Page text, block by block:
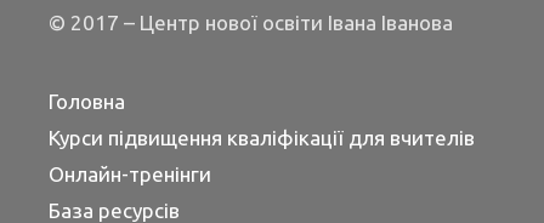
© 2017 – Центр нової освіти Івана Іванова
Головна
Курси підвищення кваліфікації для вчителів
Онлайн-тренінги
База ресурсів